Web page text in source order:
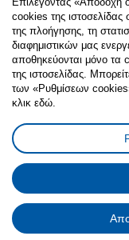
FacebookInstagram
Πολιτική
Γενική
Πολιτική
cookies της
της πλοήγησης, τη
διαφημιστικών μας
αποθηκεύονται μόνο τα
της ιστοσελίδας.
των «Ρυθμίσεων
κλικ εδώ.